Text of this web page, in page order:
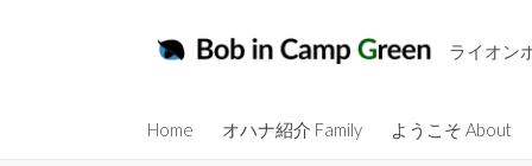
ライオン
Home オハナ紹介 Family ようこそ About